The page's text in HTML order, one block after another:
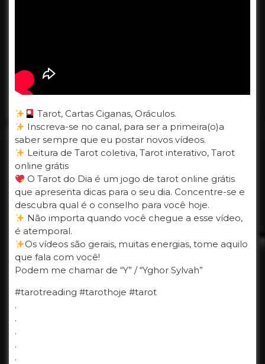
Tarot, Cartas Ciganas, Oráculos.
Inscreva-se no canal, para ser a primeira(o)a
saber sempre que eu postar novos vídeos.
Leitura de Tarot coletiva, Tarot interativo, Tarot
online grátis
O Tarot do Dia é um jogo de tarot online grátis
que apresenta dicas para o seu dia. Concentre-se e
descubra qual é o conselho para você hoje.
Não importa quando você chegue a esse vídeo,
é atemporal.
Os vídeos são gerais, muitas energias, tome aquilo
que fala com você!
Podem me chamar de “Y” / “Yghor Sylvah”
#tarotreading #tarothoje #tarot
.
.
.
.
.